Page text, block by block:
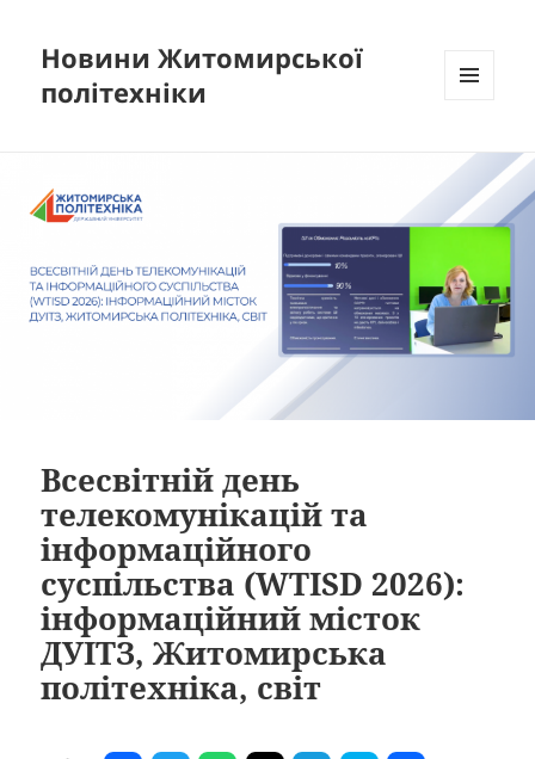
Новини Житомирської
політехніки
ВІДЖЕТИ
Всесвітній день
телекомунікацій та
інформаційного
суспільства (WTISD 2026):
інформаційний місток
ДУІТЗ, Житомирська
політехніка, світ